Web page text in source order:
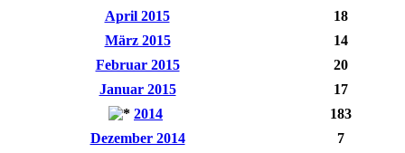
April 2015
18
März 2015
14
Februar 2015
20
Januar 2015
17
2014
183
Dezember 2014
7